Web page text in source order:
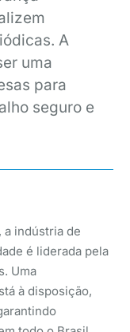
A
uma
para
seguro e
a indústria de
é liderada pela
Uma
à disposição,